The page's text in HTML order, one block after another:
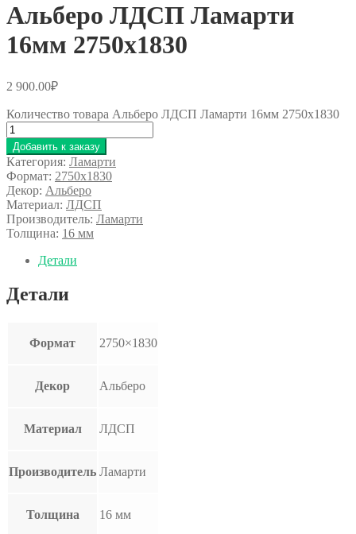
Альберо ЛДСП Ламарти
16мм 2750х1830
2 900.00₽
Количество товара Альберо ЛДСП Ламарти 16мм 2750х1830
Добавить к заказу
Категория: Ламарти
Формат: 2750x1830
Декор: Альберо
Материал: ЛДСП
Производитель: Ламарти
Толщина: 16 мм
Детали
Детали
Формат 2750×1830
Декор Альберо
Материал ЛДСП
Производитель Ламарти
Толщина 16 мм